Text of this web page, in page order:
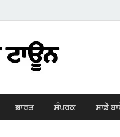
ਭਾਰਤ ਸੰਪਰਕ ਸਾਡੇ